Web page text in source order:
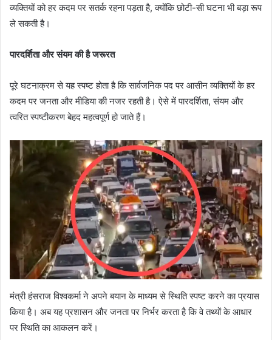
व्यक्तियों को हर कदम पर सतर्क रहना पड़ता है, क्योंकि छोटी-सी घटना भी बड़ा रूप
ले सकती है।
पारदर्शिता और संयम की है जरूरत
पूरे घटनाक्रम से यह स्पष्ट होता है कि सार्वजनिक पद पर आसीन व्यक्तियों के हर
कदम पर जनता और मीडिया की नजर रहती है। ऐसे में पारदर्शिता, संयम और
त्वरित स्पष्टीकरण बेहद महत्वपूर्ण हो जाते हैं।
मंत्री हंसराज विश्वकर्मा ने अपने बयान के माध्यम से स्थिति स्पष्ट करने का प्रयास
किया है। अब यह प्रशासन और जनता पर निर्भर करता है कि वे तथ्यों के आधार
पर स्थिति का आकलन करें।